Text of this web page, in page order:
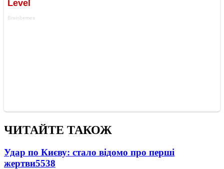
ЧИТАЙТЕ ТАКОЖ
Удар по Києву: стало відомо про перші
жертви5538